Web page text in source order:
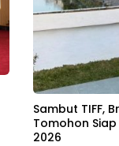
Sambut TIFF,
Tomohon Siap
2026